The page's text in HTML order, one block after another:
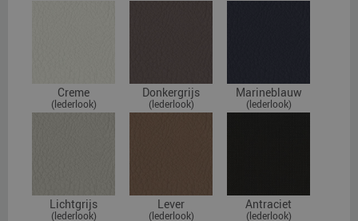
Creme
(lederlook)
Donkergrijs
(lederlook)
Marineblauw
(lederlook)
Lichtgrijs
(lederlook)
Lever
(lederlook)
Antraciet
(lederlook)